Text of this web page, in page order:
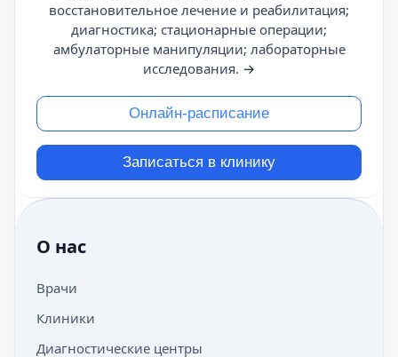
восстановительное лечение и реабилитация;
диагностика; стационарные операции;
амбулаторные манипуляции; лабораторные
исследования. →
Онлайн-расписание
Записаться в клинику
О нас
Врачи
Клиники
Диагностические центры